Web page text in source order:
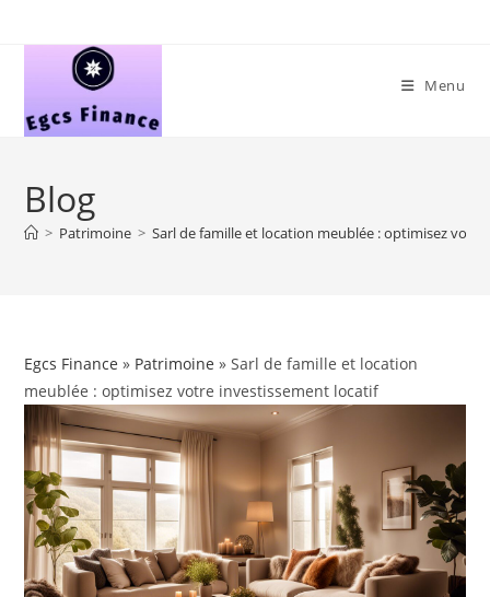
Menu
Blog
> Patrimoine > Sarl de famille et location meublée : optimisez
Egcs Finance » Patrimoine » Sarl de famille et location
meublée : optimisez votre investissement locatif